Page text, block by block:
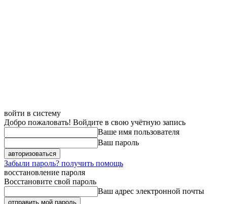
войти в систему
Добро пожаловать! Войдите в свою учётную запись
Ваше имя пользователя
Ваш пароль
Забыли пароль? получить помощь
восстановление пароля
Восстановите свой пароль
Ваш адрес электронной почты